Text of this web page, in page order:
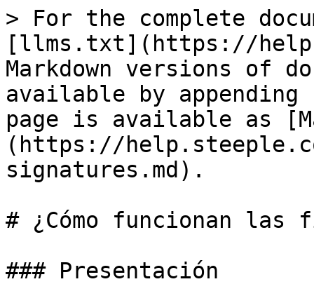
> For the complete
[llms.txt](https://
Markdown versions of
available by
page is available as
(https://
signatures.md).
# ¿Cómo funcionan las
### Presentación